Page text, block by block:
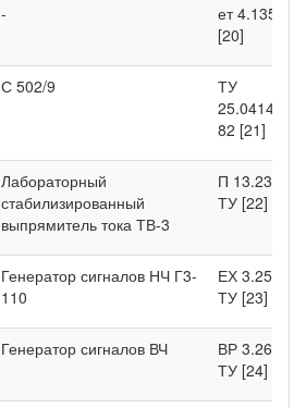
-
ет 4.135.047
[20]
С 502/9
ТУ
82 [21]
Лабораторный
стабилизированный
выпрямитель тока ТВ-3
П
ТУ [22]
Генератор сигналов НЧ Г3-
110
ЕХ
ТУ [23]
Генератор сигналов ВЧ
ВР
ТУ [24]